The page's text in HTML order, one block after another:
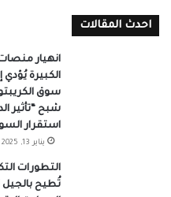
احدث المقالات
انهيار منصات
الكبيرة يُؤدي
شبح “تأثير
استقرار
يناير 13, 2025
التطورات
تُطيح بالجيل